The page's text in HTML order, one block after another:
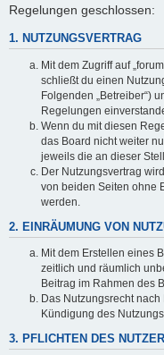
Regelungen geschlossen:
1. NUTZUNGSVERTRAG
Mit dem Zugriff auf
schließt du einen
Folgenden „Betreiber“)
Regelungen
Wenn du mit diesen
das Board nicht weiter
jeweils die an dieser
Der Nutzungsvertrag
von beiden Seiten ohne
werden.
2. EINRÄUMUNG VON
Mit dem Erstellen eines
zeitlich und räumlich
Beitrag im Rahmen des
Das Nutzungsrecht
Kündigung des
3. PFLICHTEN DES